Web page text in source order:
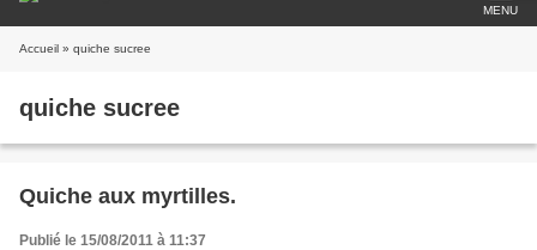
MENU
Accueil » quiche sucree
quiche sucree
Quiche aux myrtilles.
Publié le 15/08/2011 à 11:37